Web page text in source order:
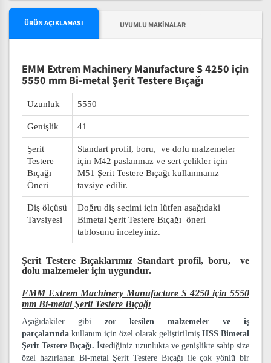
ÜRÜN AÇIKLAMASI UYUMLU MAKINALAR
EMM Extrem Machinery Manufacture S 4250 için
5550 mm Bi-metal Şerit Testere Bıçağı
Uzunluk 5550
Genişlik 41
Şerit
Testere
Bıçağı
Öneri
Standart profil, boru, ve dolu malzemeler
için M42 paslanmaz ve sert çelikler için
M51 Şerit Testere Bıçağı kullanmanız
tavsiye edilir.
Diş ölçüsü
Tavsiyesi
Doğru diş seçimi için lütfen aşağıdaki
Bimetal Şerit Testere Bıçağı öneri
tablosunu inceleyiniz.
Şerit Testere Bıçaklarımız Standart profil, boru, ve
dolu malzemeler için uygundur.
EMM Extrem Machinery Manufacture S 4250 için 5550
mm Bi-metal Şerit Testere Bıçağı
Aşağıdakiler gibi zor kesilen malzemeler ve iş
parçalarında kullanım için özel olarak geliştirilmiş HSS Bimetal
Şerit Testere Bıçağı.İstediğiniz uzunlukta ve genişlikte sahip size
özel hazırlanan Bi-metal Şerit Testere Bıçağı ile çok yönlü bir